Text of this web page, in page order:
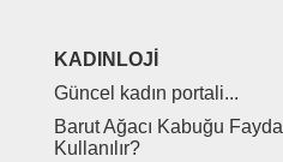
KADINLOJI
Güncel kadın portali...
Barut Ağacı Kabuğu
Kullanılır?